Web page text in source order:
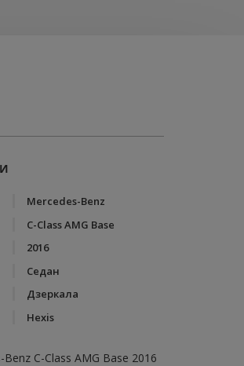
Mercedes-Benz
C-Class AMG Base
2016
Седан
Дзеркала
Hexis
Benz C-Class AMG Base 2016